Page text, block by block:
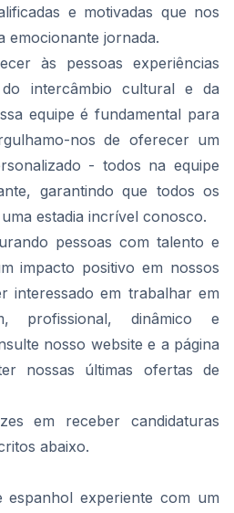
e motivadas que nos
emocionante jornada.
às pessoas experiências
do intercâmbio cultural e da
equipe é fundamental para
nos de oferecer um
- todos na equipe
garantindo que todos os
estadia incrível conosco.
pessoas com talento e
impacto positivo em nossos
interessado em trabalhar em
profissional, dinâmico e
nosso website e a página
nossas últimas ofertas de
em receber candidaturas
abaixo.
experiente com um